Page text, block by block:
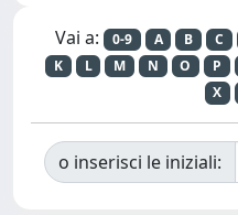
Vai a: 0-9 A B C
K
L M N O P
X
o inserisci le iniziali: